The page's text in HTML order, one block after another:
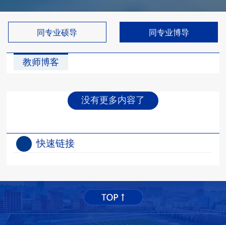
同专业硕导 同专业博导
教师博客
没有更多内容了
快速链接